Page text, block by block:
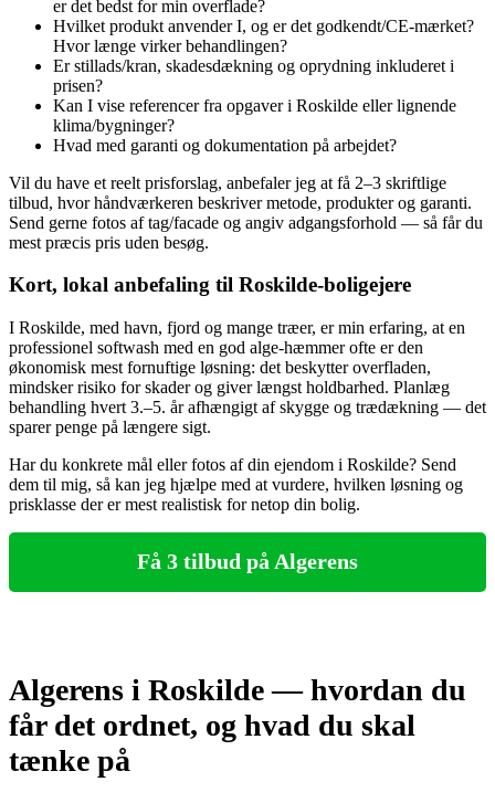
er det bedst for min overflade?
Hvilket produkt anvender I, og er det godkendt/CE‑mærket?
Hvor længe virker behandlingen?
Er stillads/kran, skadesdækning og oprydning inkluderet i
prisen?
Kan I vise referencer fra opgaver i Roskilde eller lignende
klima/bygninger?
Hvad med garanti og dokumentation på arbejdet?
Vil du have et reelt prisforslag, anbefaler jeg at få 2–3 skriftlige
tilbud, hvor håndværkeren beskriver metode, produkter og garanti.
Send gerne fotos af tag/facade og angiv adgangsforhold — så får du
mest præcis pris uden besøg.
Kort, lokal anbefaling til Roskilde‑boligejere
I Roskilde, med havn, fjord og mange træer, er min erfaring, at en
professionel softwash med en god alge‑hæmmer ofte er den
økonomisk mest fornuftige løsning: det beskytter overfladen,
mindsker risiko for skader og giver længst holdbarhed. Planlæg
behandling hvert 3.–5. år afhængigt af skygge og trædækning — det
sparer penge på længere sigt.
Har du konkrete mål eller fotos af din ejendom i Roskilde? Send
dem til mig, så kan jeg hjælpe med at vurdere, hvilken løsning og
prisklasse der er mest realistisk for netop din bolig.
Få 3 tilbud på Algerens
Algerens i Roskilde — hvordan du
får det ordnet, og hvad du skal
tænke på